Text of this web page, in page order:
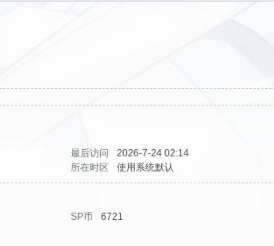
最后访问
2026-7-24 02:14
所在时区 使用系统默认
SP币 6721